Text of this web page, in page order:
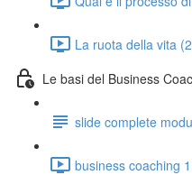
La ruota della vita
Le basi del Business
slide complete
business coaching